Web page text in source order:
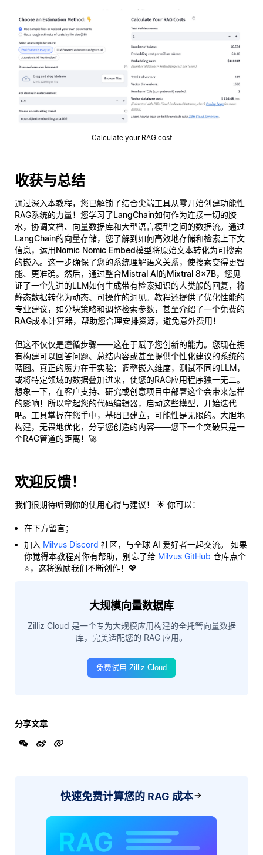
Calculate your RAG cost
收获与总结
通过深入本教程，您已解锁了结合尖端工具从零开始创建功能性
RAG系统的力量！您学习了LangChain如何作为连接一切的胶
水，协调文档、向量数据库和大型语言模型之间的数据流。通过
LangChain的向量存储，您了解到如何高效地存储和检索上下文
信息，运用Nomic Nomic Embed模型将原始文本转化为可搜索
的嵌入。这一步确保了您的系统理解语义关系，使搜索变得更智
能、更准确。然后，通过整合Mistral AI的Mixtral 8x7B，您见
证了一个先进的LLM如何生成带有检索知识的人类般的回复，将
静态数据转化为动态、可操作的洞见。教程还提供了优化性能的
专业建议，如分块策略和调整检索参数，甚至介绍了一个免费的
RAG成本计算器，帮助您合理安排资源，避免意外费用！
但这不仅仅是遵循步骤——这在于赋予您创新的能力。您现在拥
有构建可以回答问题、总结内容或甚至提供个性化建议的系统的
蓝图。真正的魔力在于实验：调整嵌入维度，测试不同的LLM，
或将特定领域的数据叠加进来，使您的RAG应用程序独一无二。
想象一下，在客户支持、研究或创意项目中部署这个会带来怎样
的影响！所以拿起您的代码编辑器，启动这些模型，开始迭代
吧。工具掌握在您手中，基础已建立，可能性是无限的。大胆地
构建，无畏地优化，分享您创造的内容——您下一个突破只是一
个RAG管道的距离！🚀
欢迎反馈！
我们很期待听到你的使用心得与建议！ 🌟 你可以：
在下方留言；
加入 Milvus Discord 社区，与全球 AI 爱好者一起交流。 如果
你觉得本教程对你有帮助，别忘了给 Milvus GitHub 仓库点个
⭐，这将激励我们不断创作！💖
大规模向量数据库
Zilliz Cloud 是一个专为大规模应用构建的全托管向量数据
库，完美适配您的 RAG 应用。
免费试用 Zilliz Cloud
分享文章
快速免费计算您的 RAG 成本